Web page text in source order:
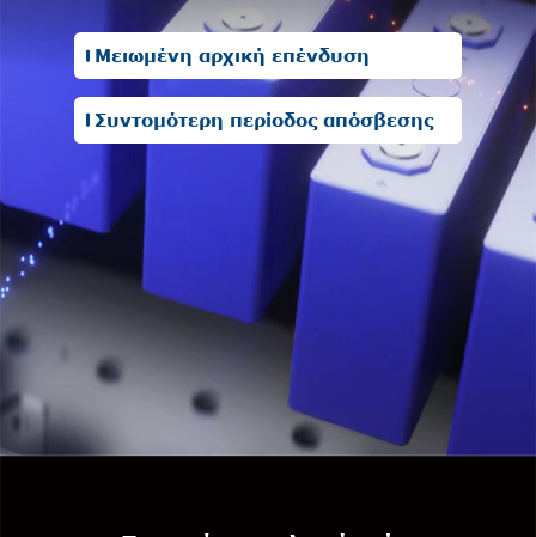
Μειωμένη αρχική επένδυση
Συντομότερη περίοδος απόσβεσης